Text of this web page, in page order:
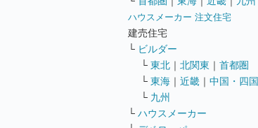
ハウスメーカー 注文住宅
建売住宅
└ ビルダー
└ 東北 ｜ 北関東 ｜ 首都圏
└ 東海 ｜ 近畿 ｜ 中国・四国
└ 九州
└ ハウスメーカー